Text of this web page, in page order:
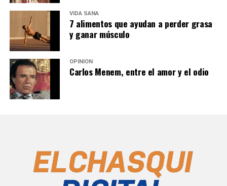
VIDA SANA
7 alimentos que ayudan a perder grasa
y ganar músculo
OPINIÓN
Carlos Menem, entre el amor y el odio